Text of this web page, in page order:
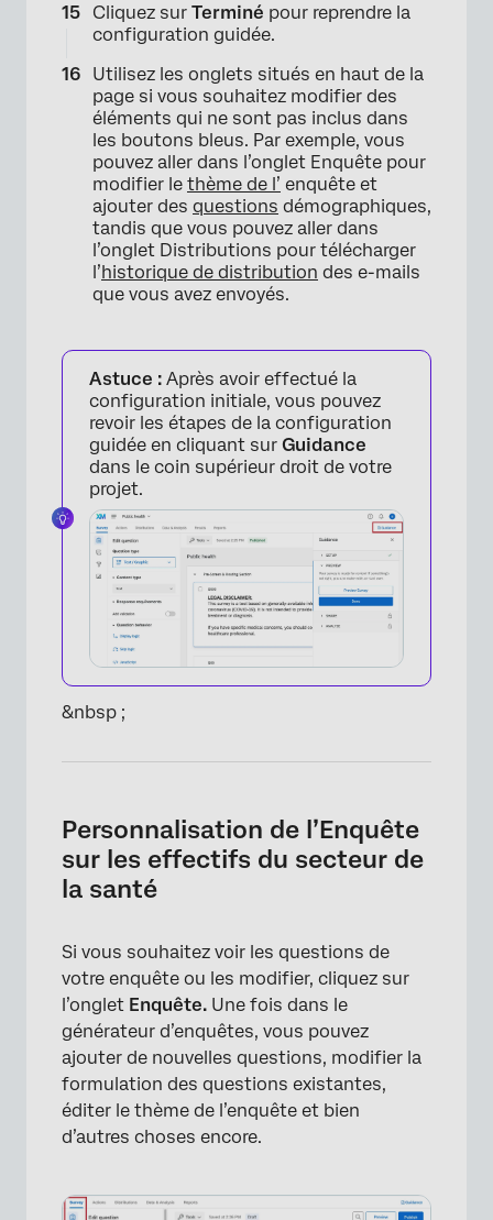
×
Cliquez sur Terminé pour reprendre la
configuration guidée.
Utilisez les onglets situés en haut de la
page si vous souhaitez modifier des
éléments qui ne sont pas inclus dans
les boutons bleus. Par exemple, vous
pouvez aller dans l’onglet Enquête pour
modifier le thème de l’ enquête et
ajouter des questions démographiques,
tandis que vous pouvez aller dans
l’onglet Distributions pour télécharger
l’historique de distribution des e-mails
que vous avez envoyés.
Astuce : Après avoir effectué la
configuration initiale, vous pouvez
revoir les étapes de la configuration
guidée en cliquant sur Guidance
dans le coin supérieur droit de votre
projet.
&nbsp ;
Personnalisation de l’Enquête
sur les effectifs du secteur de
la santé
Si vous souhaitez voir les questions de
votre enquête ou les modifier, cliquez sur
l’onglet Enquête. Une fois dans le
générateur d’enquêtes, vous pouvez
ajouter de nouvelles questions, modifier la
formulation des questions existantes,
éditer le thème de l’enquête et bien
d’autres choses encore.